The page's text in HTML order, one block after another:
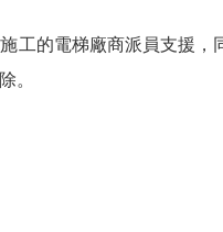
工的電梯廠商派員支援，
。